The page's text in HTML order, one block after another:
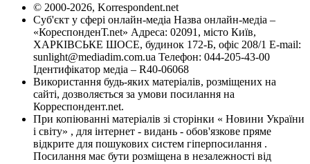
© 2000-2026, Korrespondent.net
Суб'єкт у сфері онлайн-медіа Назва онлайн-медіа –
«КореспонденТ.net» Адреса: 02091, місто Київ,
ХАРКІВСЬКЕ ШОСЕ, будинок 172-Б, офіс 208/1 E-mail:
sunlight@mediadim.com.ua Телефон: 044-205-43-00
Ідентифікатор медіа – R40-06068
Використання будь-яких матеріалів, розміщених на
сайті, дозволяється за умови посилання на
Корреспондент.net.
При копіюванні матеріалів зі сторінки « Новини України
і світу» , для інтернет - видань - обов'язкове пряме
відкрите для пошукових систем гіперпосилання .
Посилання має бути розміщена в незалежності від